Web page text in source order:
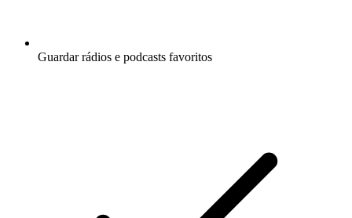
Guardar rádios e podcasts favoritos